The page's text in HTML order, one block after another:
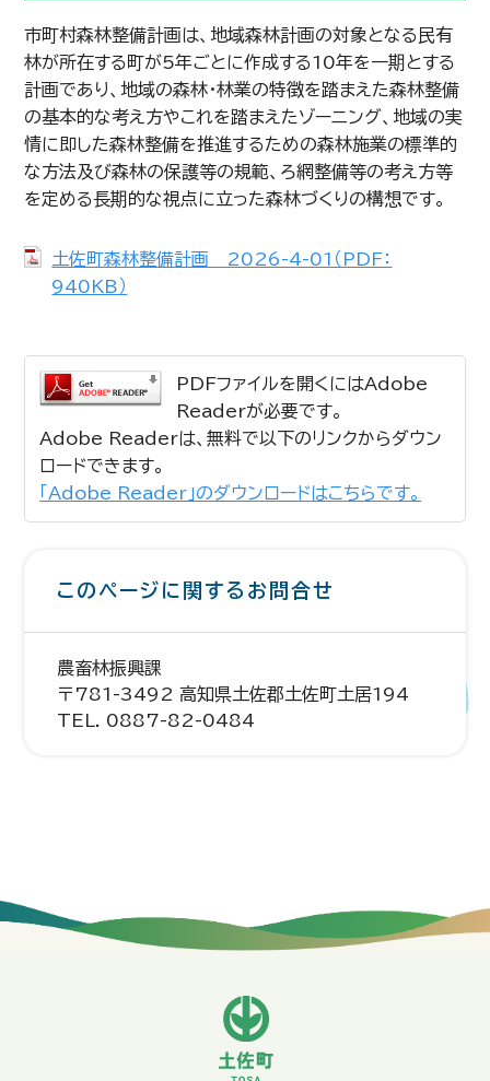
市町村森林整備計画は、地域森林計画の対象となる民有
林が所在する町が5年ごとに作成する10年を一期とする
計画であり、地域の森林・林業の特徴を踏まえた森林整備
の基本的な考え方やこれを踏まえたゾーニング、地域の実
情に即した森林整備を推進するための森林施業の標準的
な方法及び森林の保護等の規範、ろ網整備等の考え方等
を定める長期的な視点に立った森林づくりの構想です。
土佐町森林整備計画 2026-4-01（PDF：
940KB）
PDFファイルを開くにはAdobe
Readerが必要です。
Adobe Readerは、無料で以下のリンクからダウン
ロードできます。
「Adobe Reader」のダウンロードはこちらです。
このページに関するお問合せ
農畜林振興課
〒781-3492 高知県土佐郡土佐町土居194
TEL. 0887-82-0484